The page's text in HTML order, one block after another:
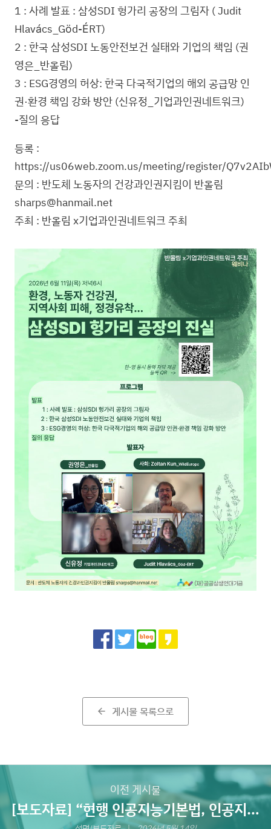
1 : 사례 발표 : 삼성SDI 헝가리 공장의 그림자 ( Judit
Hlavács_Göd-ÉRT)
2 : 한국 삼성SDI 노동안전보건 실태와 기업의 책임 (권
영은_반올림)
3 : ESG경영의 허상: 한국 다국적기업의 해외 공급망 인
권·환경 책임 강화 방안 (신유정_기업과인권네트워크)
-질의 응답
등록 :
https://us06web.zoom.us/meeting/register/
문의 : 반도체 노동자의 건강과인권지킴이 반올림
sharps@hanmail.net
주최 : 반올림 x기업과인권네트워크 주최
Share
arrow_back 게시물 목록으로
이전 게시물
[보도자료] “현행 인공지능기본법, 인공지능